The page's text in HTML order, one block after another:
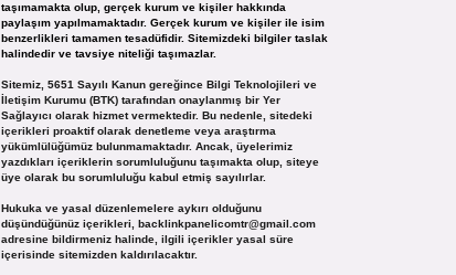
taşımamakta olup, gerçek kurum ve kişiler hakkında
paylaşım yapılmamaktadır. Gerçek kurum ve kişiler ile isim
benzerlikleri tamamen tesadüfidir. Sitemizdeki bilgiler taslak
halindedir ve tavsiye niteliği taşımazlar.
Sitemiz, 5651 Sayılı Kanun gereğince Bilgi Teknolojileri ve
İletişim Kurumu (BTK) tarafından onaylanmış bir Yer
Sağlayıcı olarak hizmet vermektedir. Bu nedenle, sitedeki
içerikleri proaktif olarak denetleme veya araştırma
yükümlülüğümüz bulunmamaktadır. Ancak, üyelerimiz
yazdıkları içeriklerin sorumluluğunu taşımakta olup, siteye
üye olarak bu sorumluluğu kabul etmiş sayılırlar.
Hukuka ve yasal düzenlemelere aykırı olduğunu
düşündüğünüz içerikleri, backlinkpanelicomtr@gmail.com
adresine bildirmeniz halinde, ilgili içerikler yasal süre
içerisinde sitemizden kaldırılacaktır.